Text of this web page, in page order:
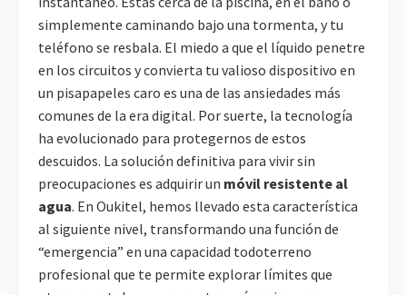
simplemente caminando bajo una tormenta, y tu
teléfono se resbala. El miedo a que el líquido penetre
en los circuitos y convierta tu valioso dispositivo en
un pisapapeles caro es una de las ansiedades más
comunes de la era digital. Por suerte, la tecnología
ha evolucionado para protegernos de estos
descuidos. La solución definitiva para vivir sin
preocupaciones es adquirir un móvil resistente al
agua. En Oukitel, hemos llevado esta característica
al siguiente nivel, transformando una función de
“emergencia” en una capacidad todoterreno
profesional que te permite explorar límites que